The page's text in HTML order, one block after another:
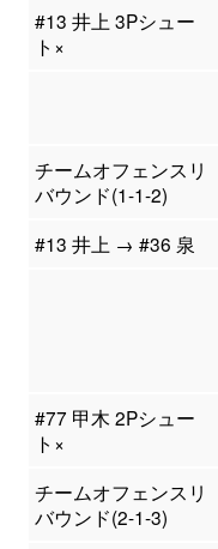
#13 井上 3Pシュー
ト×
チームオフェンスリ
バウンド(1-1-2)
#13 井上 → #36 泉
#77 甲木 2Pシュー
ト×
チームオフェンスリ
バウンド(2-1-3)